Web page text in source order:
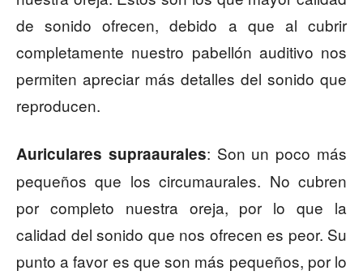
de sonido ofrecen, debido a que al cubrir
completamente nuestro pabellón auditivo nos
permiten apreciar más detalles del sonido que
reproducen.
Auriculares supraaurales: Son un poco más
pequeños que los circumaurales. No cubren
por completo nuestra oreja, por lo que la
calidad del sonido que nos ofrecen es peor. Su
punto a favor es que son más pequeños, por lo